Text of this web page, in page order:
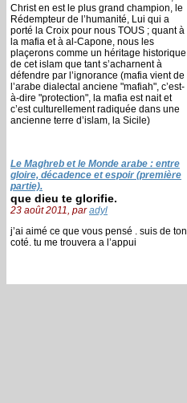
Christ en est le plus grand champion, le
Rédempteur de l’humanité, Lui qui a
porté la Croix pour nous TOUS ; quant à
la mafia et à al-Capone, nous les
plaçerons comme un héritage historique
de cet islam que tant s’acharnent à
défendre par l’ignorance (mafia vient de
l’arabe dialectal anciene "mafiah", c’est-
à-dire "protection", la mafia est nait et
c’est culturellement radiquée dans une
ancienne terre d’islam, la Sicile)
Le Maghreb et le Monde arabe : entre
gloire, décadence et espoir (première
partie).
que dieu te glorifie.
23 août 2011, paradyl
j’ai aimé ce que vous pensé . suis de ton
coté. tu me trouvera a l’appui